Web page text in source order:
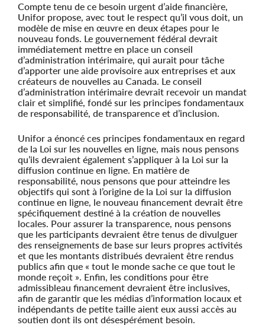
Compte tenu de ce besoin urgent d’aide financière,
Unifor propose, avec tout le respect qu’il vous doit, un
modèle de mise en œuvre en deux étapes pour le
nouveau fonds. Le gouvernement fédéral devrait
immédiatement mettre en place un conseil
d’administration intérimaire, qui aurait pour tâche
d’apporter une aide provisoire aux entreprises et aux
créateurs de nouvelles au Canada. Le conseil
d’administration intérimaire devrait recevoir un mandat
clair et simplifié, fondé sur les principes fondamentaux
de responsabilité, de transparence et d’inclusion.
Unifor a énoncé ces principes fondamentaux en regard
de la Loi sur les nouvelles en ligne, mais nous pensons
qu’ils devraient également s’appliquer à la Loi sur la
diffusion continue en ligne. En matière de
responsabilité, nous pensons que pour atteindre les
objectifs qui sont à l’origine de la Loi sur la diffusion
continue en ligne, le nouveau financement devrait être
spécifiquement destiné à la création de nouvelles
locales. Pour assurer la transparence, nous pensons
que les participants devraient être tenus de divulguer
des renseignements de base sur leurs propres activités
et que les montants distribués devraient être rendus
publics afin que « tout le monde sache ce que tout le
monde reçoit ». Enfin, les conditions pour être
admissibleau financement devraient être inclusives,
afin de garantir que les médias d’information locaux et
indépendants de petite taille aient eux aussi accès au
soutien dont ils ont désespérément besoin.